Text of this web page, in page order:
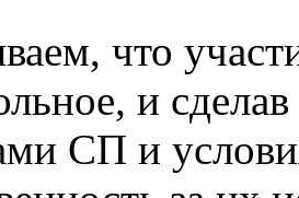
что
и
СП и